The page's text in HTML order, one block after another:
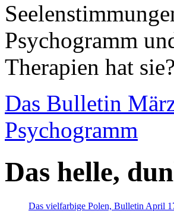
Psychogramm
Therapien hat sie?
Das Bulletin
Psychogramm
Das helle,
Das vielfarbige Polen, Bulletin April